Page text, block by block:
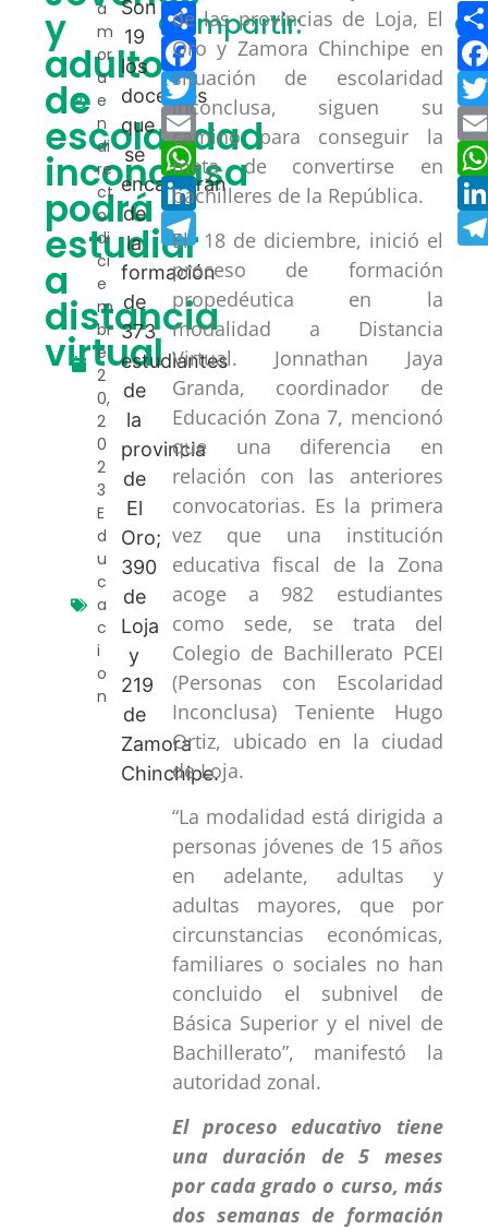
y
adultos
de
escolaridad
inconclusa
podrá
estudiar
a
distancia
virtual
a
m
or
a
e
n
di
re
ct
o
di
ci
e
m
br
e
2
0,
2
0
2
3
E
d
u
c
a
c
i
o
n
Compartir:
Compartir
Facebook
Twitter
Email
WhatsApp
LinkedIn
de las provincias de Loja, El
Oro y Zamora Chinchipe en
situación de escolaridad
inconclusa, siguen su
camino para conseguir la
meta de convertirse en
bachilleres de la República.
El 18 de diciembre, inició el
proceso de formación
propedéutica en la
modalidad a Distancia
Virtual. Jonnathan Jaya
Granda, coordinador de
Educación Zona 7, mencionó
que una diferencia en
relación con las anteriores
convocatorias. Es la primera
vez que una institución
educativa fiscal de la Zona
acoge a 982 estudiantes
como sede, se trata del
Colegio de Bachillerato PCEI
(Personas con Escolaridad
Inconclusa) Teniente Hugo
Ortiz, ubicado en la ciudad
de Loja.
“La modalidad está dirigida a
personas jóvenes de 15 años
en adelante, adultas y
adultas mayores, que por
circunstancias económicas,
familiares o sociales no han
concluido el subnivel de
Básica Superior y el nivel de
Bachillerato”, manifestó la
autoridad zonal.
El proceso educativo tiene
una duración de 5 meses
por cada grado o curso, más
dos semanas de formación